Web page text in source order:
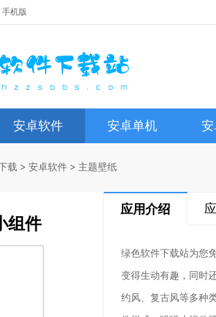
手机版
安卓软件 安卓单机
载 > 安卓软件 > 主题壁纸
组件
应用介绍
绿色软件下载站为您
变得生动有趣，同时
约风、复古风等多种